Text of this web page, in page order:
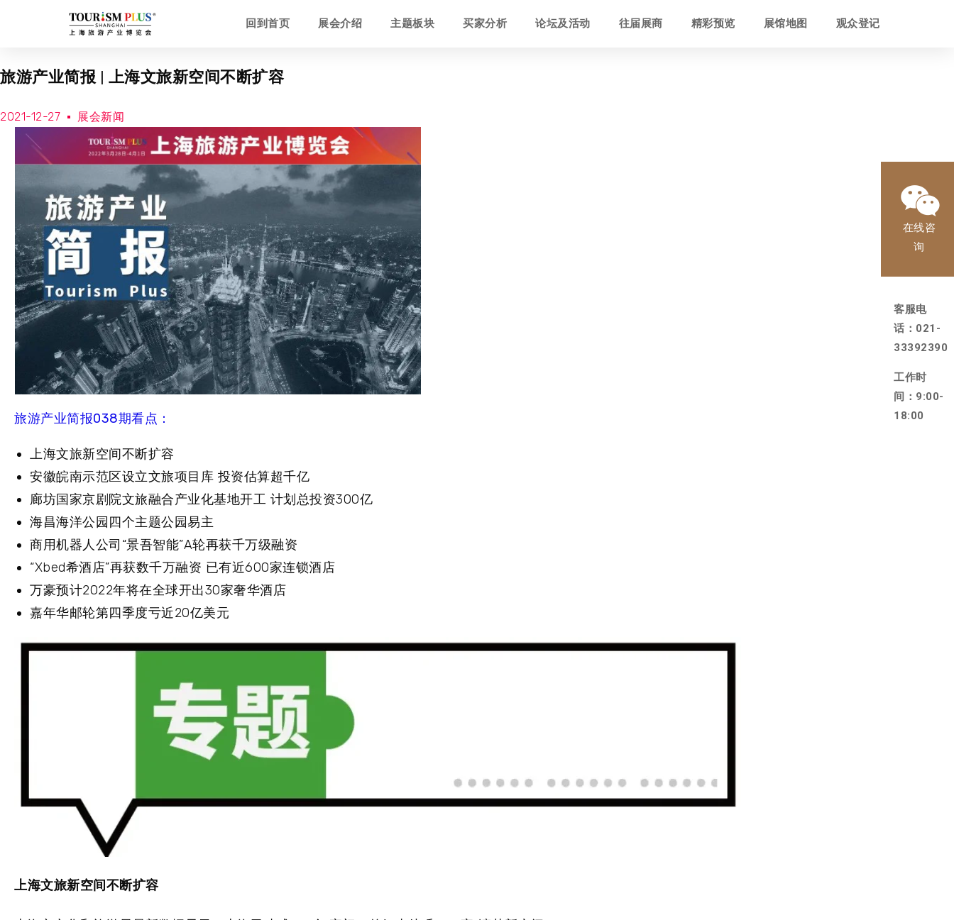
回到首页 展会介绍 主题板块 买家分析 论坛及活动 往届展商 精彩预览 展馆地图 观众登记
旅游产业简报 | 上海文旅新空间不断扩容
2021-12-27 展会新闻
旅游产业简报038期看点：
上海文旅新空间不断扩容
安徽皖南示范区设立文旅项目库 投资估算超千亿
廊坊国家京剧院文旅融合产业化基地开工 计划总投资300亿
海昌海洋公园四个主题公园易主
商用机器人公司“景吾智能”A轮再获千万级融资
“Xbed希酒店”再获数千万融资 已有近600家连锁酒店
万豪预计2022年将在全球开出30家奢华酒店
嘉年华邮轮第四季度亏近20亿美元
上海文旅新空间不断扩容
在线咨
询
客服电
话：021-
33392390
工作时
间：9:00-
18:00